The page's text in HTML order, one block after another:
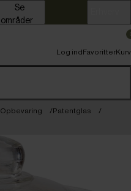
områder
Log indFavoritterKurv
Opbevaring
Patentglas